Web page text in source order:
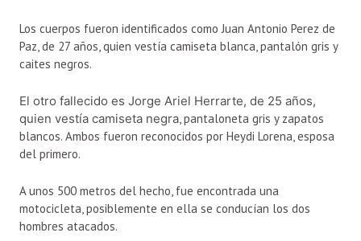
Los cuerpos fueron identificados como Juan Antonio Perez de
Paz, de 27 años, quien vestía camiseta blanca, pantalón gris y
caites negros.
El otro fallecido es Jorge Ariel Herrarte, de 25 años,
quien vestía camiseta negra, pantaloneta gris y zapatos
blancos. Ambos fueron reconocidos por Heydi Lorena, esposa
del primero.
A unos 500 metros del hecho, fue encontrada una
motocicleta, posiblemente en ella se conducían los dos
hombres atacados.